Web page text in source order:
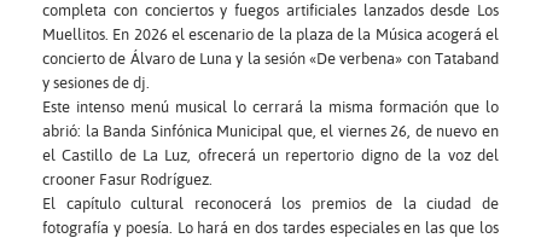
completa con conciertos y fuegos artificiales lanzados desde Los
Muellitos. En 2026 el escenario de la plaza de la Música acogerá el
concierto de Álvaro de Luna y la sesión «De verbena» con Tataband
y sesiones de dj.
Este intenso menú musical lo cerrará la misma formación que lo
abrió: la Banda Sinfónica Municipal que, el viernes 26, de nuevo en
el Castillo de La Luz, ofrecerá un repertorio digno de la voz del
crooner Fasur Rodríguez.
El capítulo cultural reconocerá los premios de la ciudad de
fotografía y poesía. Lo hará en dos tardes especiales en las que los